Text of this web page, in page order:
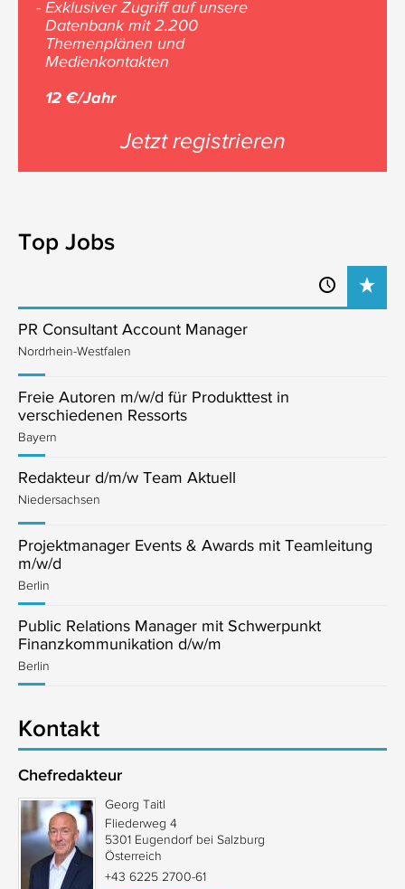
- Exklusiver Zugriff auf unsere
Datenbank mit 2.200
Themenplänen und
Medienkontakten
12 €/Jahr
Jetzt registrieren
Top Jobs
PR Consultant Account Manager
Nordrhein-Westfalen
Freie Autoren m/w/d für Produkttest in
verschiedenen Ressorts
Bayern
Redakteur d/m/w Team Aktuell
Niedersachsen
Projektmanager Events & Awards mit Teamleitung
m/w/d
Berlin
Public Relations Manager mit Schwerpunkt
Finanzkommunikation d/w/m
Berlin
Kontakt
Chefredakteur
Georg Taitl
Fliederweg 4
5301 Eugendorf bei Salzburg
Österreich
+43 6225 2700-61